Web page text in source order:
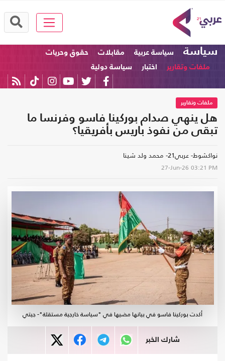
سياسة سياسة عربية مقابلات
حقوق وحريات
ملفات وتقارير
اختبار سياسة دولية
ملفات وتقارير
هل ينهي صدام بوركينا فاسو وفرنسا ما
تبقى من نفوذ باريس بأفريقيا؟
نواكشوط- عربي21- محمد ولد شينا
27-Jun-26 03:21 PM
أكدت بوركينا فاسو في بيانها مضيها في "سياسة خارجية مستقلة"- جيتي
شارك الخبر